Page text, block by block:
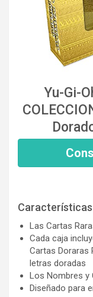
Yu-Gi-
Características
Las Cartas
Cada caja
Cartas Doraras
letras doradas
Los Nombres y
Diseñado para